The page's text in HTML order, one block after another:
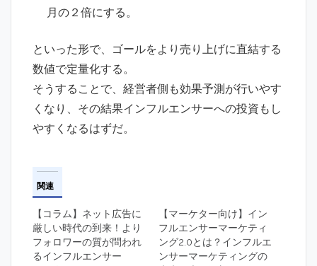
月の２倍にする。
といった形で、ゴールをより売り上げに直結する
数値で定量化する。
そうすることで、経営者側も効果予測が行いやす
くなり、その結果インフルエンサーへの投資もし
やすくなるはずだ。
関連
【コラム】ネット広告に
厳しい時代の到来！より
フォロワーの質が問われ
るインフルエンサー
【マーケター向け】イン
フルエンサーマーケティ
ング2.0とは？インフルエ
ンサーマーケティングの